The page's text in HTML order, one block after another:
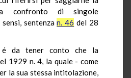
a confronto di singole
sentenzan. 46 del 28
da tener conto che la
1929 n. 4, la quale - come
la sua stessa intitolazione,